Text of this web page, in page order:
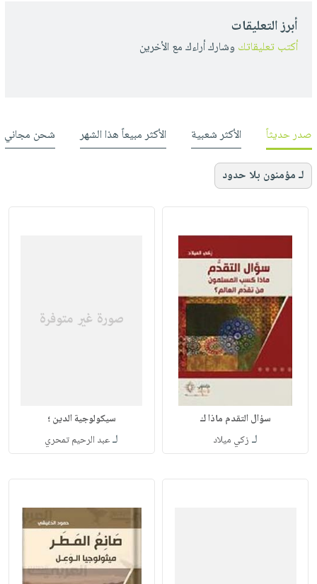
أبرز التعليقات
أكتب تعليقاتك وشارك أراءك مع الأخرين
صدر حديثاً الأكثر شعبية الأكثر مبيعاً هذا الشهر شحن مجاني
لـ مؤمنون بلا حدود
سؤال التقدم ماذا ك
لـ زكي ميلاد
سيكولوجية الدين ؛
لـعبد الرحيم تمحري